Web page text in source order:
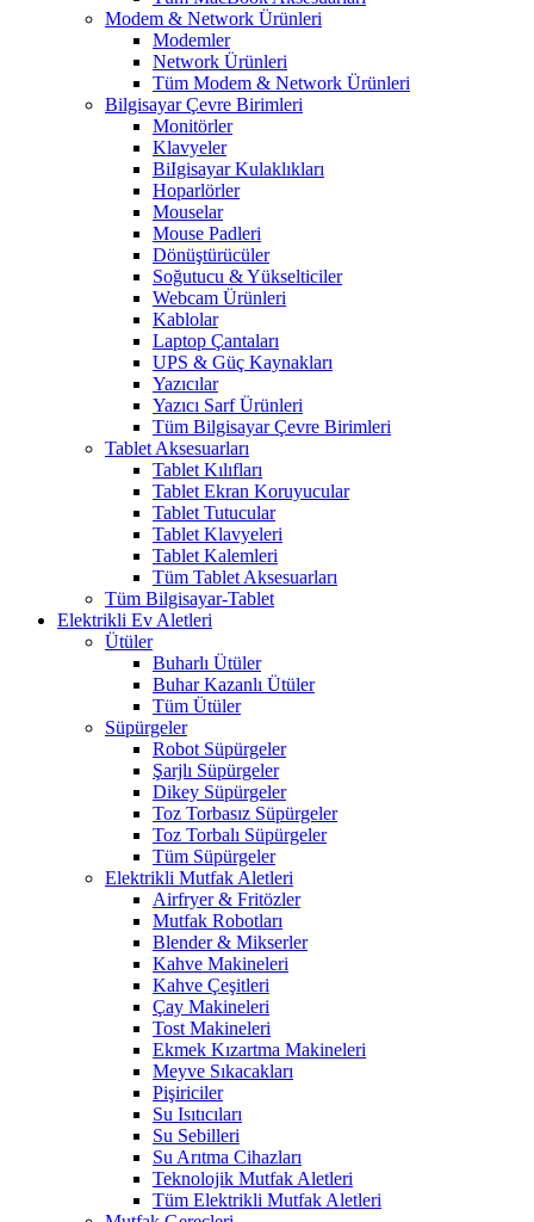
Modem & Network Ürünleri
Modemler
Network Ürünleri
Tüm Modem & Network Ürünleri
Bilgisayar Çevre Birimleri
Monitörler
Klavyeler
BiIgisayar Kulaklıkları
Hoparlörler
Mouselar
Mouse Padleri
Dönüştürücüler
Soğutucu & Yükselticiler
Webcam Ürünleri
Kablolar
Laptop Çantaları
UPS & Güç Kaynakları
Yazıcılar
Yazıcı Sarf Ürünleri
Tüm Bilgisayar Çevre Birimleri
Tablet Aksesuarları
Tablet Kılıfları
Tablet Ekran Koruyucular
Tablet Tutucular
Tablet Klavyeleri
Tablet Kalemleri
Tüm Tablet Aksesuarları
Tüm Bilgisayar-Tablet
Elektrikli Ev Aletleri
Ütüler
Buharlı Ütüler
Buhar Kazanlı Ütüler
Tüm Ütüler
Süpürgeler
Robot Süpürgeler
Şarjlı Süpürgeler
Dikey Süpürgeler
Toz Torbasız Süpürgeler
Toz Torbalı Süpürgeler
Tüm Süpürgeler
Elektrikli Mutfak Aletleri
Airfryer & Fritözler
Mutfak Robotları
Blender & Mikserler
Kahve Makineleri
Kahve Çeşitleri
Çay Makineleri
Tost Makineleri
Ekmek Kızartma Makineleri
Meyve Sıkacakları
Pişiriciler
Su Isıtıcıları
Su Sebilleri
Su Arıtma Cihazları
Teknolojik Mutfak Aletleri
Tüm Elektrikli Mutfak Aletleri